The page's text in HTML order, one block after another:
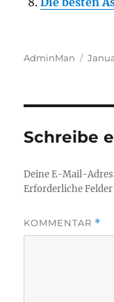
Autor
AdminMan
Schreibe
Deine E-Mail-
Erforderliche
KOMMENTAR *